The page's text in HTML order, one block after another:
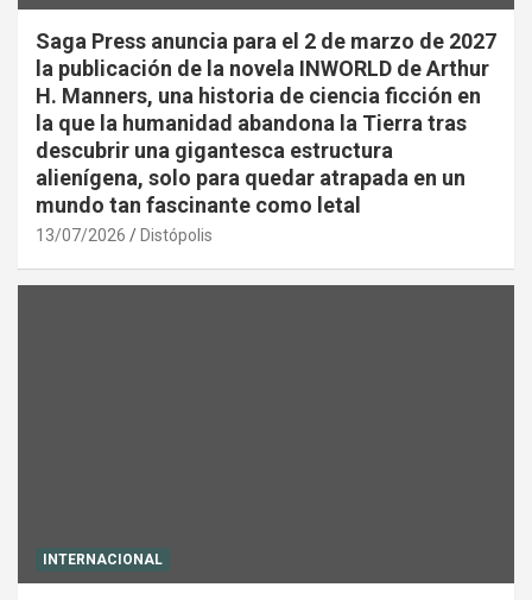
Saga Press anuncia para el 2 de marzo de 2027
la publicación de la novela INWORLD de Arthur
H. Manners, una historia de ciencia ficción en
la que la humanidad abandona la Tierra tras
descubrir una gigantesca estructura
alienígena, solo para quedar atrapada en un
mundo tan fascinante como letal
13/07/2026 Distópolis
INTERNACIONAL